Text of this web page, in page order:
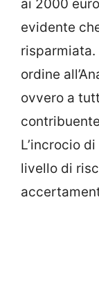
ai 2000
evidente
risparmiata.
ordine
ovvero a
L’incrocio
livello di